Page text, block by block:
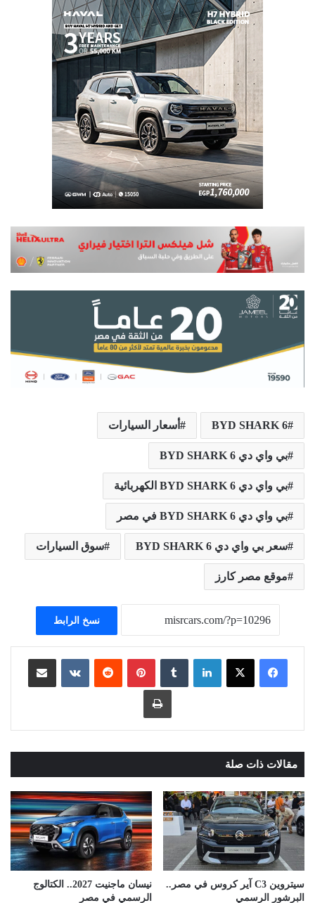
BYD SHARK 6 أسعار السيارات
بي واي دي BYD SHARK 6
بي واي دي BYD SHARK 6 الكهربائية
بي واي دي BYD SHARK 6 في مصر
سعر بي واي دي BYD SHARK 6 سوق السيارات
موقع مصر كارز
نسخ الرابط
لينكدإن ‏Tumblr بينتيريست
‏Reddit
‏VKontakte مشاركة عبر البريد
طباعة
مقالات ذات صلة
سيتروين C3 آير كروس في مصر..
البرشور الرسمي
نيسان ماجنيت 2027.. الكتالوج
الرسمي في مصر